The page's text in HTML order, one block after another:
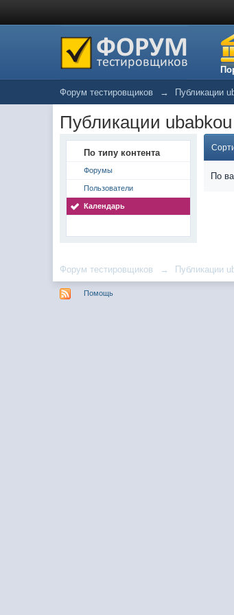
Форум тестировщиков → Публикации
Публикации ubabkou
По типу контента
Форумы
Пользователи
Календарь
По
Форум тестировщиков → Публикации
Помощь